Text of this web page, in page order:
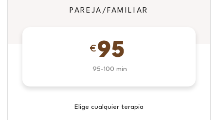
PAREJA/FAMILIAR
€ 95
95-100 min
Elige cualquier terapia